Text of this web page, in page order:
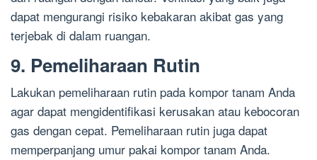
dapat mengurangi risiko kebakaran akibat gas yang
terjebak di dalam ruangan.
9. Pemeliharaan Rutin
Lakukan pemeliharaan rutin pada kompor tanam Anda
agar dapat mengidentifikasi kerusakan atau kebocoran
gas dengan cepat. Pemeliharaan rutin juga dapat
memperpanjang umur pakai kompor tanam Anda.